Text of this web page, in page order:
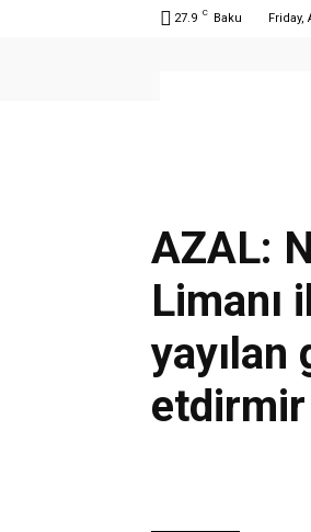
27.9 C Baku Friday,
AZAL:
Limanı